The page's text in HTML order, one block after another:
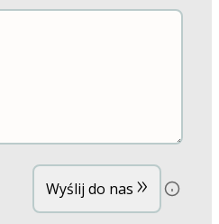
Wyślij do nas »